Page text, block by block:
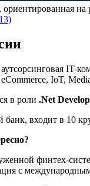
на
IT-
eCommerce, IoT,
в роли .Net
банк, входит в 10
финтех-
с